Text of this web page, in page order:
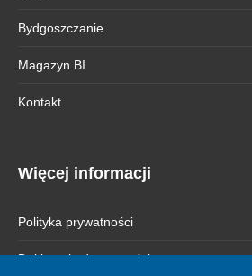
Bydgoszczanie
Magazyn BI
Kontakt
Więcej informacji
Polityka prywatności
Deklaracja dostępności